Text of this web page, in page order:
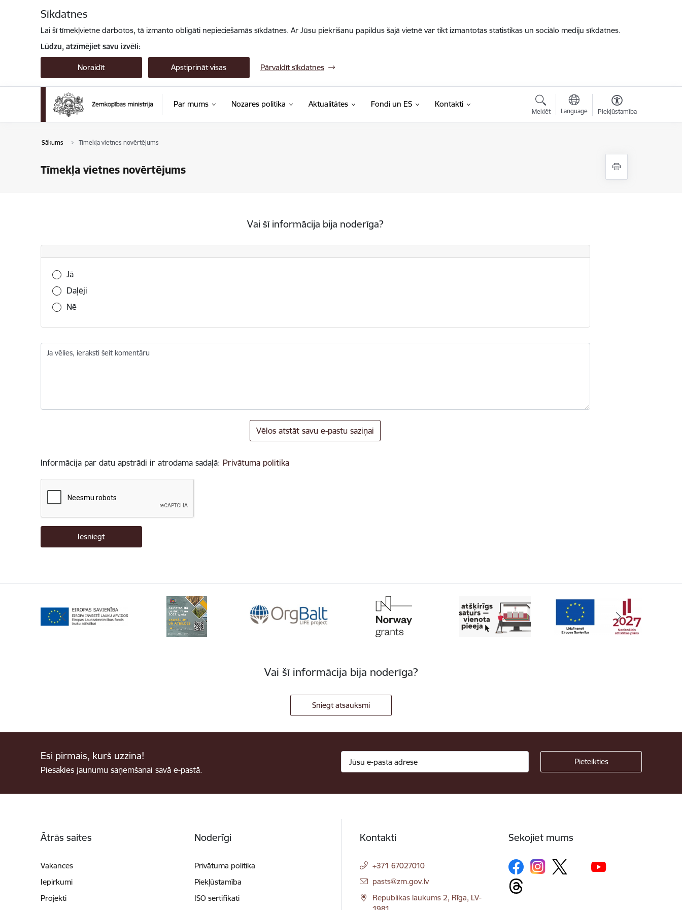
Sīkdatnes
Lai šī tīmekļvietne darbotos, tā izmanto obligāti nepieciešamās sīkdatnes. Ar Jūsu piekrišanu papildus šajā vietnē var tikt izmantotas statistikas un sociālo mediju sīkdatnes.
Lūdzu, atzīmējiet savu izvēli:
Noraidīt Apstiprināt visas Pārvaldīt sīkdatnes
Par mums Nozares politika Aktualitātes Fondi un ES Kontakti
Meklēt Language Piekļūstamība
Sākums Tīmekļa vietnes novērtējums
Tīmekļa vietnes novērtējums
Vai šī informācija bija noderīga?
Vai šī informācija bija noderīga?
Jā
Daļēji
Nē
Ja vēlies, ieraksti šeit komentāru
Vēlos atstāt savu e-pastu saziņai
Informācija par datu apstrādi ir atrodama sadaļā: Privātuma politika
Vai šī informācija bija noderīga?
Sniegt atsauksmi
Esi pirmais, kurš uzzina!
Piesakies jaunumu saņemšanai savā e-pastā.
Ātrās saites
Vakances
Iepirkumi
Projekti
Noderīgi
Privātuma politika
Piekļūstamība
ISO sertifikāti
Kontakti
+371 67027010
E-pasts:
pasts@zm.gov.lv
Republikas laukums 2, Rīga, LV-
Sekojiet mums